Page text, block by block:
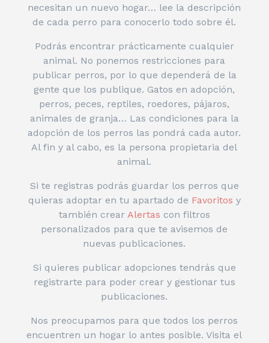
necesitan un nuevo hogar… lee la descripción
de cada perro para conocerlo todo sobre él.
Podrás encontrar prácticamente cualquier
animal. No ponemos restricciones para
publicar perros, por lo que dependerá de la
gente que los publique. Gatos en adopción,
perros, peces, reptiles, roedores, pájaros,
animales de granja… Las condiciones para la
adopción de los perros las pondrá cada autor.
Al fin y al cabo, es la persona propietaria del
animal.
Si te registras podrás guardar los perros que
quieras adoptar en tu apartado de Favoritos y
también crear Alertas con filtros
personalizados para que te avisemos de
nuevas publicaciones.
Si quieres publicar adopciones tendrás que
registrarte para poder crear y gestionar tus
publicaciones.
Nos preocupamos para que todos los perros
encuentren un hogar lo antes posible. Visita el